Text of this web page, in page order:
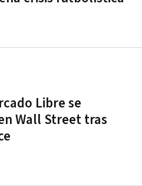
Libre se
Wall Street tras